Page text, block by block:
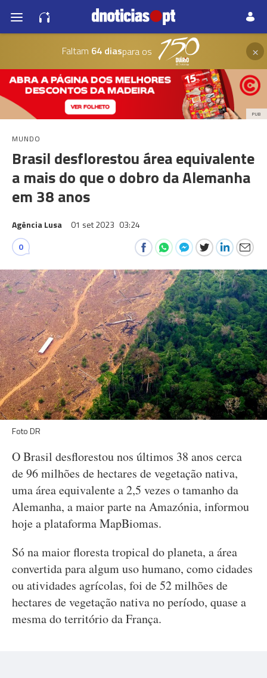
Faltam 64 diaspara os ×
PUB
MUNDO
Brasil desflorestou área equivalente
a mais do que o dobro da Alemanha
em 38 anos
Agência Lusa 01 set 2023 03:24
0
Foto DR
O Brasil desflorestou nos últimos 38 anos cerca
de 96 milhões de hectares de vegetação nativa,
uma área equivalente a 2,5 vezes o tamanho da
Alemanha, a maior parte na Amazónia, informou
hoje a plataforma MapBiomas.
Só na maior floresta tropical do planeta, a área
convertida para algum uso humano, como cidades
ou atividades agrícolas, foi de 52 milhões de
hectares de vegetação nativa no período, quase a
mesma do território da França.